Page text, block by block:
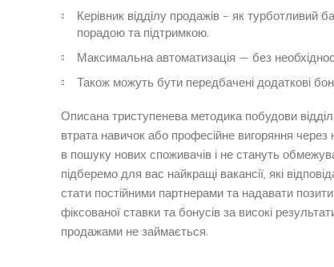
Керівник відділу продажів – як
порадою та підтримкою.
Максимальна автоматизація — без
Також можуть бути передбачені додаткові
Описана триступенева методика побудови
втрата навичок або професійне вигоряння через
в пошуку нових споживачів і не стануть
підберемо для вас найкращі вакансії, які
стати постійними партнерами та надавати
фіксованої ставки та бонусів за високі
продажами не займається.